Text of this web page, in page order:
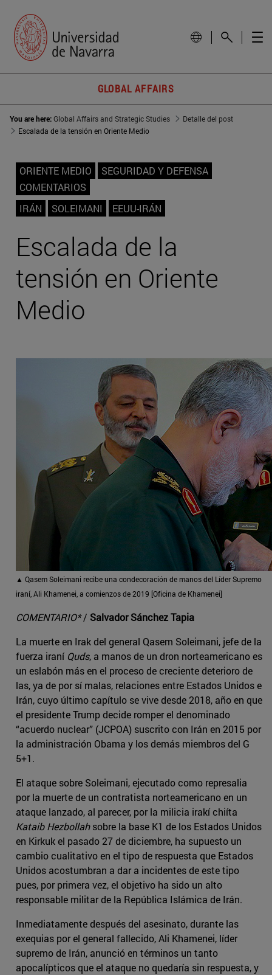
GLOBAL AFFAIRS
You are here:Global Affairs and Strategic Studies
Detalle del post
Escalada de la tensión en Oriente Medio
ORIENTE MEDIO
SEGURIDAD Y DEFENSA
COMENTARIOS
IRÁN
SOLEIMANI EEUU-IRÁN
Escalada de la
tensión en Oriente
Medio
▲ Qasem Soleimani recibe una condecoración de manos del Líder Supremo
iraní, Ali Khamenei, a comienzos de 2019 [Oficina de Khamenei]
COMENTARIO*/ Salvador Sánchez Tapia
La muerte en Irak del general Qasem Soleimani, jefe de la
fuerza iraní Quds, a manos de un dron norteamericano es
un eslabón más en el proceso de creciente deterioro de
las, ya de por sí malas, relaciones entre Estados Unidos e
Irán, cuyo último capítulo se vive desde 2018, año en que
el presidente Trump decide romper el denominado
“acuerdo nuclear” (JCPOA) suscrito con Irán en 2015 por
la administración Obama y los demás miembros del G
5+1.
El ataque sobre Soleimani, ejecutado como represalia
por la muerte de un contratista norteamericano en un
ataque lanzado, al parecer, por la milicia irakí chiíta
Kataib Hezbollahsobre la base K1 de los Estados Unidos
en Kirkuk el pasado 27 de diciembre, ha supuesto un
cambio cualitativo en el tipo de respuesta que Estados
Unidos acostumbran a dar a incidentes de este tipo
pues, por primera vez, el objetivo ha sido un alto
responsable militar de la República Islámica de Irán.
Inmediatamente después del asesinato, durante las
exequias por el general fallecido, Ali Khamenei, líder
supremo de Irán, anunció en términos un tanto
apocalípticos que el ataque no quedaría sin respuesta, y